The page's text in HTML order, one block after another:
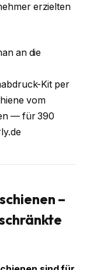
erzielten
an die
Kit per
vom
— für 390
–